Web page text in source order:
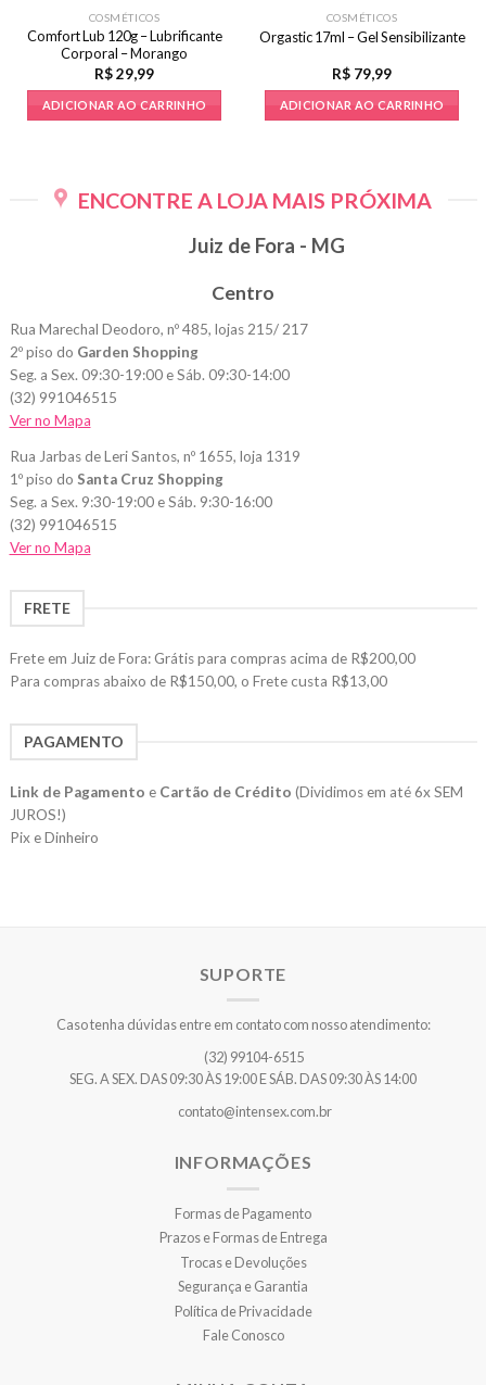
COSMÉTICOS
Comfort Lub 120g – Lubrificante
Corporal – Morango
R$29,99
ADICIONAR AO CARRINHO
COSMÉTICOS
Orgastic 17ml – Gel Sensibilizante
R$ 79,99
ADICIONAR AO CARRINHO
ENCONTRE A LOJA MAIS PRÓXIMA
Juiz de Fora - MG
Centro
Rua Marechal Deodoro, nº 485, lojas 215/ 217
2º piso do Garden Shopping
Seg. a Sex. 09:30-19:00 e Sáb. 09:30-14:00
(32) 991046515
Ver no Mapa
Rua Jarbas de Leri Santos, nº 1655, loja 1319
1º piso do Santa Cruz Shopping
Seg. a Sex. 9:30-19:00 e Sáb. 9:30-16:00
(32) 991046515
Ver no Mapa
FRETE
Frete em Juiz de Fora: Grátis para compras acima de R$200,00
Para compras abaixo de R$150,00, o Frete custa R$13,00
PAGAMENTO
Link de Pagamento e Cartão de Crédito (Dividimos em até 6x SEM
JUROS!)
Pix e Dinheiro
SUPORTE
Caso tenha dúvidas entre em contato com nosso atendimento:
(32) 99104-6515
SEG. A SEX. DAS 09:30 ÀS 19:00 E SÁB. DAS 09:30 ÀS 14:00
contato@intensex.com.br
INFORMAÇÕES
Formas de Pagamento
Prazos e Formas de Entrega
Trocas e Devoluções
Segurança e Garantia
Política de Privacidade
Fale Conosco